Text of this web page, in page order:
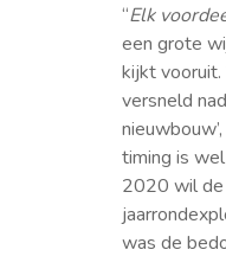
“Elk
een grote
kijkt vooruit.
versneld
timing is
2020 wil
was de